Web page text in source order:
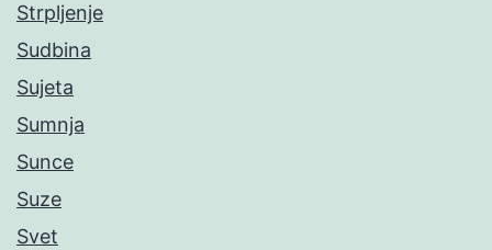
Strpljenje
Sudbina
Sujeta
Sumnja
Sunce
Suze
Svet